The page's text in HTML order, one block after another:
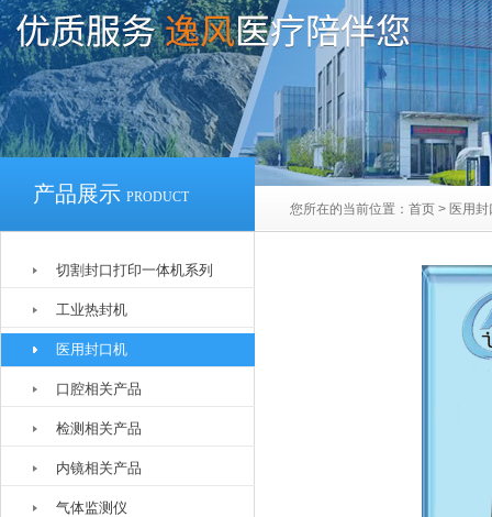
产品展示 PRODUCT
您所在的当前位置： 首页 > 医用
切割封口打印一体机系列
工业热封机
医用封口机
口腔相关产品
检测相关产品
内镜相关产品
气体监测仪